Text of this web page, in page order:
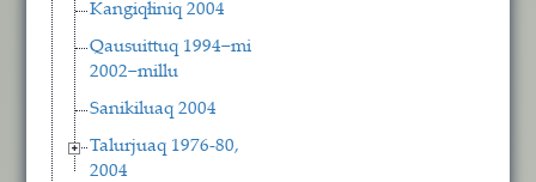
Kangiqłiniq 2004
Qausuittuq 1994−mi
2002−millu
Sanikiluaq 2004
Talurjuaq 1976-80,
2004